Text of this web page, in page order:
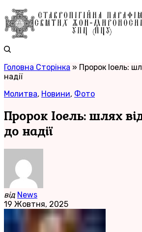
Головна Сторінка » Пророк Іоель:
надії
Молитва, Новини, Фото
Пророк Іоель: шлях
до надії
від News
19 Жовтня, 2025